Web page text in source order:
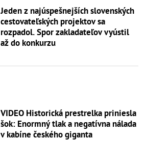
Jeden z najúspešnejších slovenských
cestovateľských projektov sa
rozpadol. Spor zakladateľov vyústil
až do konkurzu
VIDEO Historická prestrelka priniesla
šok: Enormný tlak a negatívna nálada
v kabíne českého giganta